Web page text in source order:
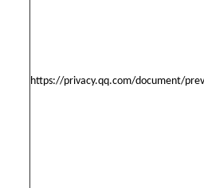
https://privacy.qq.com/document/